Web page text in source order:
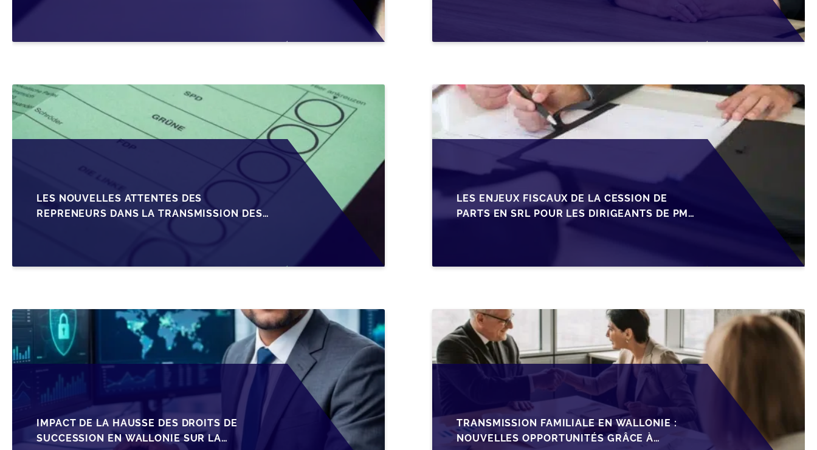
SRL
LES NOUVELLES ATTENTES DES
REPRENEURS DANS LA TRANSMISSION DES
LES ENJEUX FISCAUX DE LA CESSION DE
PARTS EN SRL POUR LES DIRIGEANTS DE PME
IMPACT DE LA HAUSSE DES DROITS DE
SUCCESSION EN WALLONIE SUR LA
TRANSMISSION FAMILIALE EN WALLONIE :
NOUVELLES OPPORTUNITÉS GRÂCE À